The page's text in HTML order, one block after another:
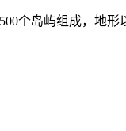
个岛屿组成，地形